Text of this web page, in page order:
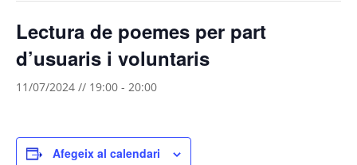
Lectura de poemes per part
d’usuaris i voluntaris
11/07/2024 // 19:00 - 20:00
Afegeix al calendari